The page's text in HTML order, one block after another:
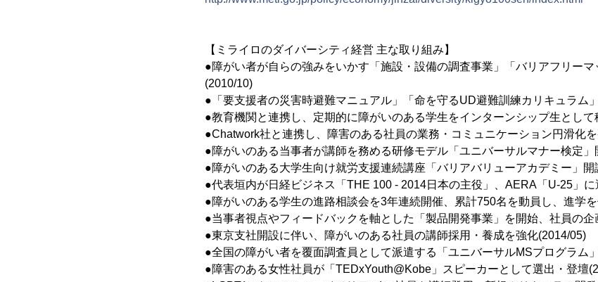
【ミライロのダイバーシティ経営 主な取り組み】
●障がい者が自らの強みをいかす「施設・設備の調査事業」「バリアフリー
(2010/10)
●「要支援者の災害時避難マニュアル」「命を守るUD避難訓練カリキュラム
●教育機関と連携し、定期的に障がいのある学生をインターンシップ生とし
●Chatwork社と連携し、障害のある社員の業務・コミュニケーション円滑化
●障がいのある当事者が講師を務める研修モデル「ユニバーサルマナー検定」
●障がいのある大学生向け就労支援連続講座「バリアバリューアカデミー」
●代表垣内が日経ビジネス「THE 100 - 2014日本の主役」、AERA「U-25」
●障がいのある学生の進路相談会を3年連続開催、累計750名を動員し、進学
●当事者視点やフィードバックを軸とした「製品開発事業」を開始、社員の
●東京支社開設に伴い、障がいのある社員の講師採用・養成を強化(2014/05)
●全国の障がい者を覆面調査員として派遣する「ユニバーサルMSプログラム
●障害のある女性社員が「TEDxYouth@Kobe」スピーカーとして選出・登壇